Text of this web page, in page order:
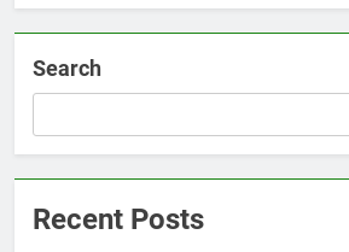
Search
Recent Posts